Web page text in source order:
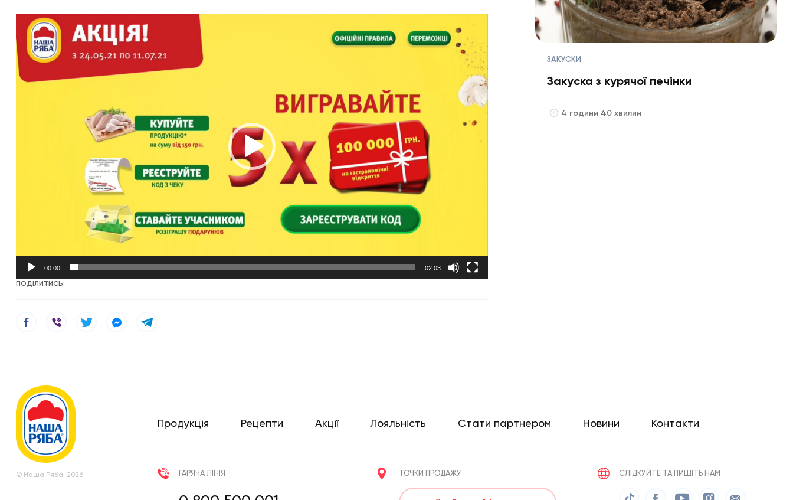
Відеопрогравач
00:00 02:03
ПОДІЛИТИСЬ:
ЗАКУСКИ
Закуска з курячої печінки
4 години 40 хвилин
© Наша Ряба. 2026
Продукція Рецепти Акції Лояльність Стати партнером Новини Контакти
ГАРЯЧА ЛІНІЯ ТОЧКИ ПРОДАЖУ СЛІДКУЙТЕ ТА ПИШІТЬ НАМ